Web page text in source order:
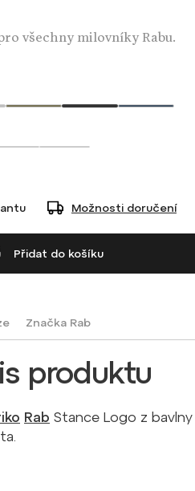
všechny milovníky Rabu.
Možnosti doručení
Přidat do košíku
ZnačkaRab
produktu
Rab Stance Logo z bavlny